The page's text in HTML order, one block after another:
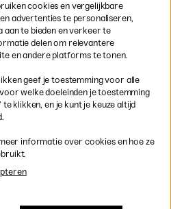
Ireland
Germany
UK
EU
gelden voor volumineuze producten.
creditcard of iDEAL
cookies en vergelijkbare
advertenties te personaliseren,
te bieden en verkeer te
delen om relevantere
en andere platforms te tonen.
geef je toestemming voor alle
welke doeleinden je toestemming
klikken, en je kunt je keuze altijd
informatie over cookies en hoe ze